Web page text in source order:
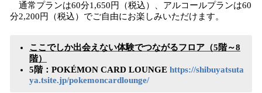
通常プランは60分1,650円（税込）、アルコールプランは60
分2,200円（税込）でご自由にお楽しみいただけます。
ここでしか出会えない体験でつながるフロア（5階～8
階）
5階：POKÉMON CARD LOUNGE https://shibuyatsuta
ya.tsite.jp/pokemoncardlounge/